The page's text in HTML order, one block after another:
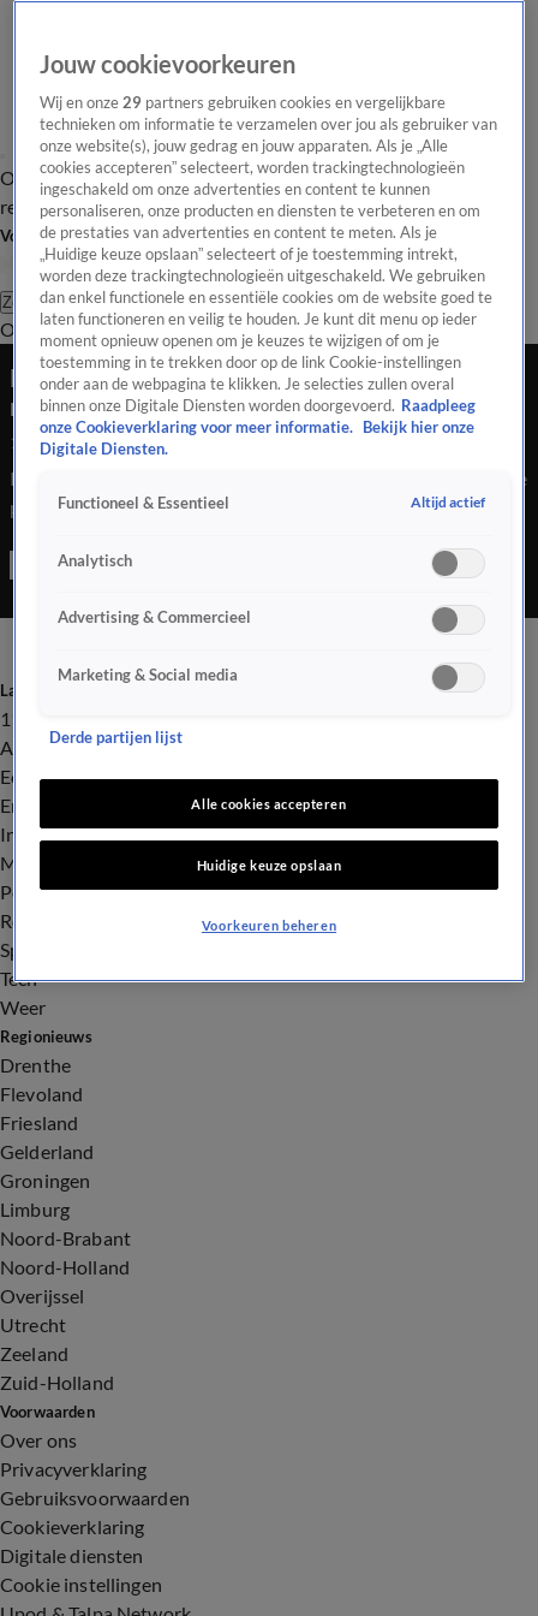
Overzicht Laatste nieuws Regionieuws Het beste van Hart
Tip de
redactie
Volg Hart van Nederland
Zoeken
OverzichtRegioUitzendingenWeerTip de redactiePanelVideo's
Kabinet neemt energieschulden over van
mensen in financiële problemen
12 sep 2022, 23:17
Kabinet neemt energieschulden over van mensen in financiële
problemen
Laatste nieuws
112
Advies & Tips
Economie
Entertainment
Infrastructuur
Milieu en Gezondheid
Politiek
Royalty
Sport
Tech
Weer
Regionieuws
Drenthe
Flevoland
Friesland
Gelderland
Groningen
Limburg
Noord-Brabant
Noord-Holland
Overijssel
Utrecht
Zeeland
Zuid-Holland
Voorwaarden
Over ons
Privacyverklaring
Gebruiksvoorwaarden
Cookieverklaring
Digitale diensten
Cookie instellingen
Jouw cookievoorkeuren
Wij en onze29 partners gebruiken cookies en vergelijkbare
technieken om informatie te verzamelen over jou als gebruiker van
onze website(s), jouw gedrag en jouw apparaten. Als je „Alle
cookies accepteren” selecteert, worden trackingtechnologieën
ingeschakeld om onze advertenties en content te kunnen
personaliseren, onze producten en diensten te verbeteren en om
de prestaties van advertenties en content te meten. Als je
„Huidige keuze opslaan” selecteert of je toestemming intrekt,
worden deze trackingtechnologieën uitgeschakeld. We gebruiken
dan enkel functionele en essentiële cookies om de website goed te
laten functioneren en veilig te houden. Je kunt dit menu op ieder
moment opnieuw openen om je keuzes te wijzigen of om je
toestemming in te trekken door op de link Cookie-instellingen
onder aan de webpagina te klikken. Je selecties zullen overal
binnen onze Digitale Diensten worden doorgevoerd. Raadpleeg
onze Cookieverklaring voor meer informatie.
Bekijk hier onze
Digitale Diensten.
Functioneel & Essentieel Altijd actief
Analytisch
Advertising & Commercieel
Marketing & Social media
Derde partijen lijst
Alle cookies accepteren
Huidige keuze opslaan
Voorkeuren beheren